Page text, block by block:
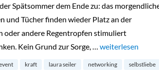
Spätsommer dem Ende zu: das
und Tücher finden wieder Platz an der
oder andere Regentropfen stimuliert
Kein Grund zur Sorge, … „Spiritual
weiterlesen
kraft laura seiler networking
selbstliebe